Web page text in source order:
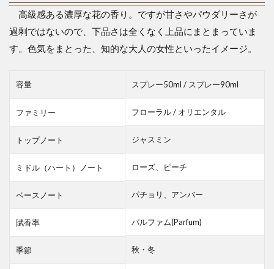
高級感ある濃厚な花の香り。ですが甘さやパウダリーさが
過剰ではないので、下品さは全くなく上品にまとまっていま
す。色気をまとった、知的な大人の女性といったイメージ。
容量 スプレー50ml / スプレー90ml
ファミリー フローラル / オリエンタル
トップノート ジャスミン
ミドル（ハート）ノート ローズ、ピーチ
ベースノート パチョリ、アンバー
賦香率 パルファム(Parfum)
季節 秋・冬